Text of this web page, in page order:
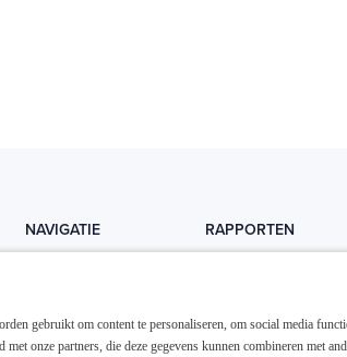
NAVIGATIE RAPPORTEN
gebruikt om content te personaliseren, om social media
onze partners, die deze gegevens kunnen combineren met